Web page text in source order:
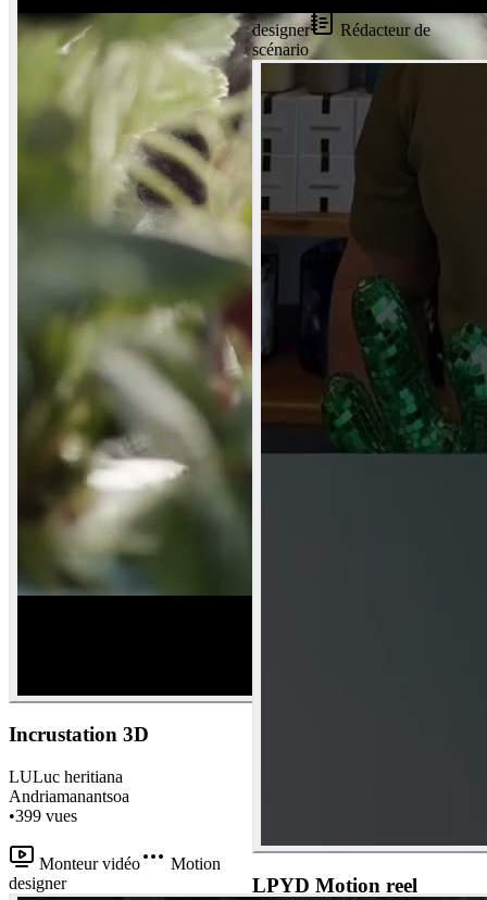
Incrustation 3D
LULuc heritiana
Andriamanantsoa
•399 vues
Monteur vidéo
Motion
designer
designer
Rédacteur de
scénario
LPYD Motion reel